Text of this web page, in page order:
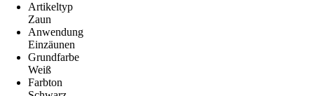
Artikeltyp
Zaun
Anwendung
Einzäunen
Grundfarbe
Weiß
Farbton